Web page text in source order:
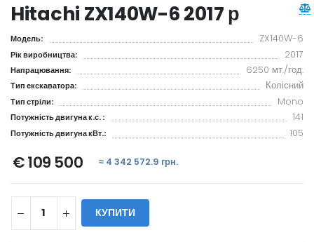
Hitachi ZX140W-6 2017 р
Модель: ZX140W-6
Рік виробництва: 2017
Напрацювання: 6250 мт./год.
Тип екскаватора: Колісний
Тип стріли: Mono
Потужність двигуна к.с. : 141
Потужність двигуна кВт.: 105
€ 109 500 ≈ 4 342 572.9 грн.
КУПИТИ